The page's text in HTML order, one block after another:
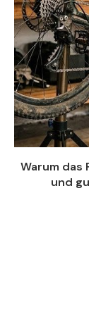
Warum das
und